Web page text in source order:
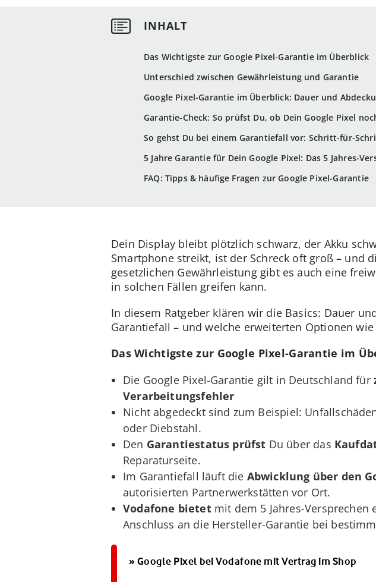
Das Wichtigste zur Google Pixel-Garantie im Überblick
Unterschied zwischen Gewährleistung und Garantie
Google Pixel-Garantie im Überblick: Dauer und
Garantie-Check: So prüfst Du, ob Dein Google Pixel
So gehst Du bei einem Garantiefall vor: Schritt-für-
5 Jahre Garantie für Dein Google Pixel: Das 5 Jahres-
FAQ: Tipps & häufige Fragen zur Google Pixel-Garantie
Dein Display bleibt plötzlich schwarz, der Akku
Smartphone streikt, ist der Schreck oft groß – und
gesetzlichen Gewährleistung gibt es auch eine
in solchen Fällen greifen kann.
In diesem Ratgeber klären wir die Basics: Dauer
Garantiefall – und welche erweiterten Optionen
Das Wichtigste zur Google Pixel-Garantie im
Die Google Pixel-Garantie gilt in Deutschland für
Verarbeitungsfehler
Nicht abgedeckt sind zum Beispiel:
oder Diebstahl.
Den Garantiestatus prüfst Du über das
Reparaturseite.
Im Garantiefall läuft die Abwicklung über den
autorisierten Partnerwerkstätten vor Ort.
Vodafone bietetmit dem 5 Jahres-Versprechen
Anschluss an die Hersteller-Garantie bei
» Google Pixel bei Vodafone mit Vertrag im Shop